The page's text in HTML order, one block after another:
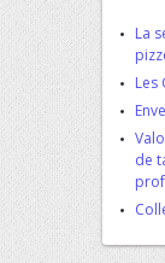
La
Les
de